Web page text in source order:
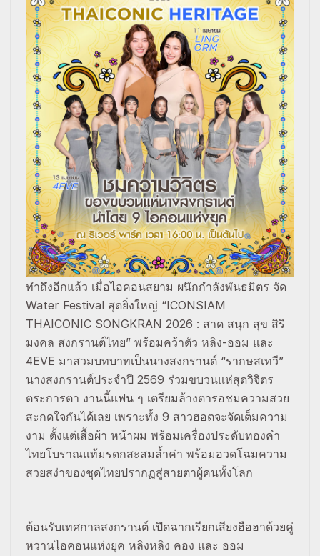
ทำถึงอีกแล้ว เมื่อไอคอนสยาม ผนึกกำลังพันธมิตร จัด
Water Festival สุดยิ่งใหญ่ “ICONSIAM
THAICONIC SONGKRAN 2026 : สาด สนุก สุข สิริ
มงคล สงกรานต์ไทย” พร้อมคว้าตัว หลิง-ออม และ
4EVE มาสวมบทบาทเป็นนางสงกรานต์ “รากษสเทวี”
นางสงกรานต์ประจำปี 2569 ร่วมขบวนแห่สุดวิจิตร
ตระการตา งานนี้แฟน ๆ เตรียมล้างตารอชมความสวย
สะกดใจกันได้เลย เพราะทั้ง 9 สาวฮอตจะจัดเต็มความ
งาม ตั้งแต่เสื้อผ้า หน้าผม พร้อมเครื่องประดับทองคำ
ไทยโบราณแท้มรดกสะสมล้ำค่า พร้อมอวดโฉมความ
สวยสง่าของชุดไทยปรากฏสู่สายตาผู้คนทั้งโลก
ต้อนรับเทศกาลสงกรานต์ เปิดฉากเรียกเสียงฮือฮาด้วยคู่
หวานไอคอนแห่งยุค หลิงหลิง คอง และ ออม